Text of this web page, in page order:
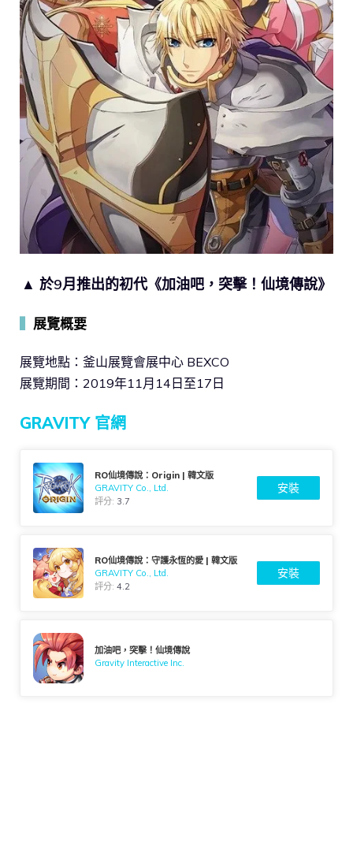
▲ 於9月推出的初代《加油吧，突擊！仙境傳說》
展覽概要
展覽地點：釜山展覽會展中心 BEXCO
展覽期間：2019年11月14日至17日
GRAVITY 官網
RO仙境傳說：Origin | 韓文版
GRAVITY Co., Ltd.
評分: 3.7
安裝
RO仙境傳說：守護永恆的愛 | 韓文版
GRAVITY Co., Ltd.
評分:4.2
安裝
加油吧，突擊！仙境傳說
Gravity Interactive Inc.